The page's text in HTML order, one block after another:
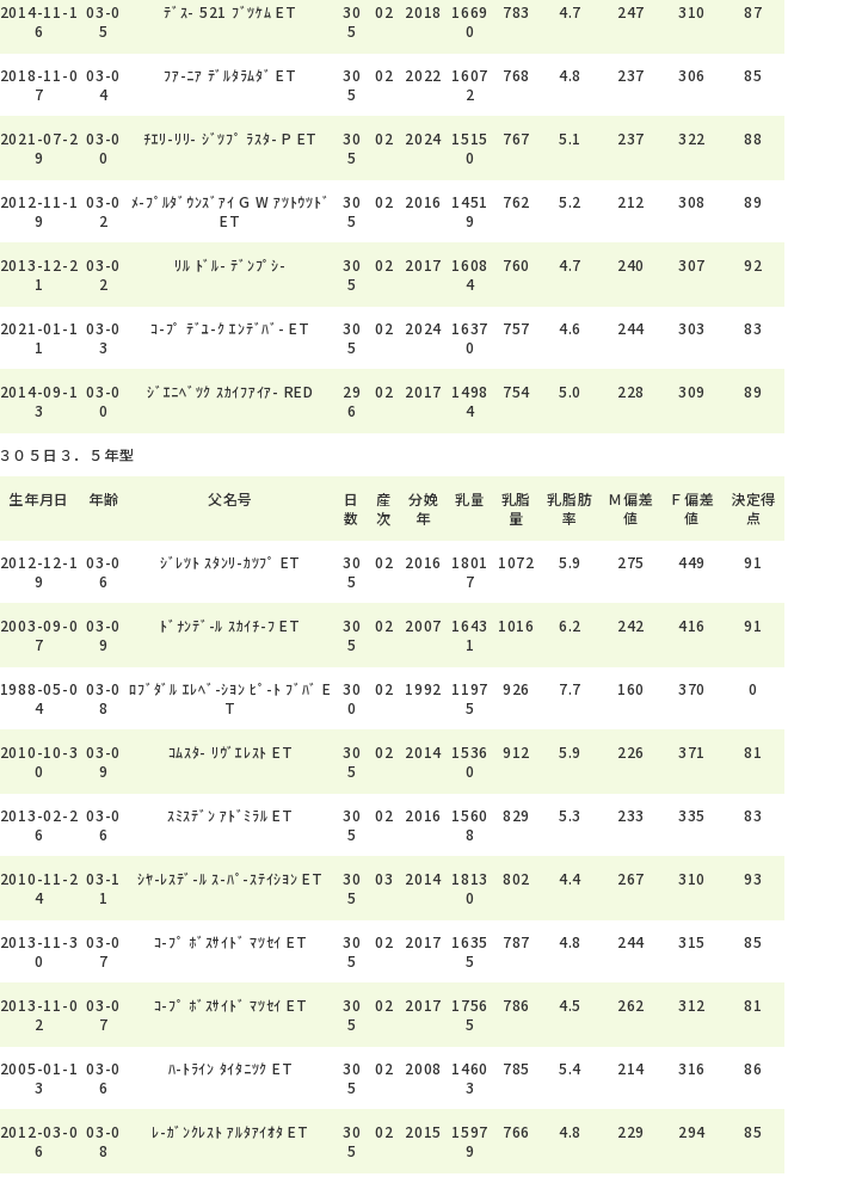
2014-11-1
6
03-0
5
ﾃﾞｽ- 521 ﾌﾞﾂｹﾑ ET
30
5
02 2018
1669
0
783 4.7 247 310 87
2018-11-0
7
03-0
4
ﾌｱ-ﾆｱ ﾃﾞﾙﾀﾗﾑﾀﾞ ET
30
5
02 2022 1607
2
768 4.8 237 306 85
2021-07-2
9
03-0
0
ﾁｴﾘ-ﾘﾘ- ｼﾞﾂﾌﾟ ﾗｽﾀ- P ET
30
5
02 2024 1515
0
767 5.1 237 322 88
2012-11-1
9
03-0
2
ﾒ-ﾌﾟﾙﾀﾞｳﾝｽﾞｱｲ G W ｱﾂﾄｳﾂﾄﾞ
ET
30
5
02 2016
1451
9
762 5.2 212 308 89
2013-12-2
1
03-0
2
ﾘﾙ ﾄﾞﾙ- ﾃﾞﾝﾌﾟｼ-
30
5
02 2017 1608
4
760 4.7 240 307 92
2021-01-1
1
03-0
3
ｺ-ﾌﾟ ﾃﾞﾕ-ｸ ｴﾝﾃﾞﾊﾞ- ET
30
5
02 2024 1637
0
757 4.6 244 303 83
2014-09-1
3
03-0
0
ｼﾞｴﾆﾍﾞﾂｸ ｽｶｲﾌｱｲｱ- RED
29
6
02 2017 1498
4
754 5.0 228 309 89
３０５日３．５年型
生年月日 年齢 父名号
日
数
産
次
分娩
年
乳量
乳脂
量
乳脂肪
率
Ｍ偏差
値
Ｆ偏差
値
決定得
点
2012-12-1
9
03-0
6
ｼﾞﾚﾂﾄ ｽﾀﾝﾘ-ｶﾂﾌﾟ ET
30
5
02 2016
1801
7
1072 5.9 275 449 91
2003-09-0
7
03-0
9
ﾄﾞﾅﾝﾃﾞ-ﾙ ｽｶｲﾁ-ﾌ ET
30
5
02 2007 1643
1
1016 6.2 242 416 91
1988-05-0
4
03-0
8
ﾛﾌﾞﾀﾞﾙ ｴﾚﾍﾞ-ｼﾖﾝ ﾋﾟ-ﾄ ﾌﾞﾊﾞ E
T
30
0
02 1992 1197
5
926 7.7 160 370 0
2010-10-3
0
03-0
9
ｺﾑｽﾀ- ﾘｳﾞｴﾚｽﾄ ET
30
5
02 2014 1536
0
912 5.9 226 371 81
2013-02-2
6
03-0
6
ｽﾐｽﾃﾞﾝ ｱﾄﾞﾐﾗﾙ ET
30
5
02 2016
1560
8
829 5.3 233 335 83
2010-11-2
4
03-1
1
ｼﾔ-ﾚｽﾃﾞ-ﾙ ｽ-ﾊﾟ-ｽﾃｲｼﾖﾝ ET
30
5
03 2014 1813
0
802 4.4 267 310 93
2013-11-3
0
03-0
7
ｺ-ﾌﾟ ﾎﾞｽｻｲﾄﾞ ﾏﾂｾｲ ET
30
5
02 2017 1635
5
787 4.8 244 315 85
2013-11-0
2
03-0
7
ｺ-ﾌﾟ ﾎﾞｽｻｲﾄﾞ ﾏﾂｾｲ ET
30
5
02 2017 1756
5
786 4.5 262 312 81
2005-01-1
3
03-0
6
ﾊ-ﾄﾗｲﾝ ﾀｲﾀﾆﾂｸ ET
30
5
02 2008
1460
3
785 5.4 214 316 86
2012-03-0
6
03-0
8
ﾚ-ｶﾞﾝｸﾚｽﾄ ｱﾙﾀｱｲｵﾀ ET
30
5
02 2015
1597
9
766 4.8 229 294 85